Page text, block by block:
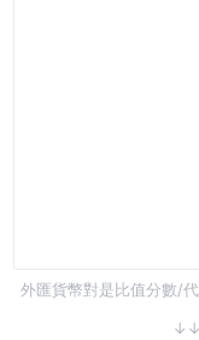
外匯貨幣對是比值分數/